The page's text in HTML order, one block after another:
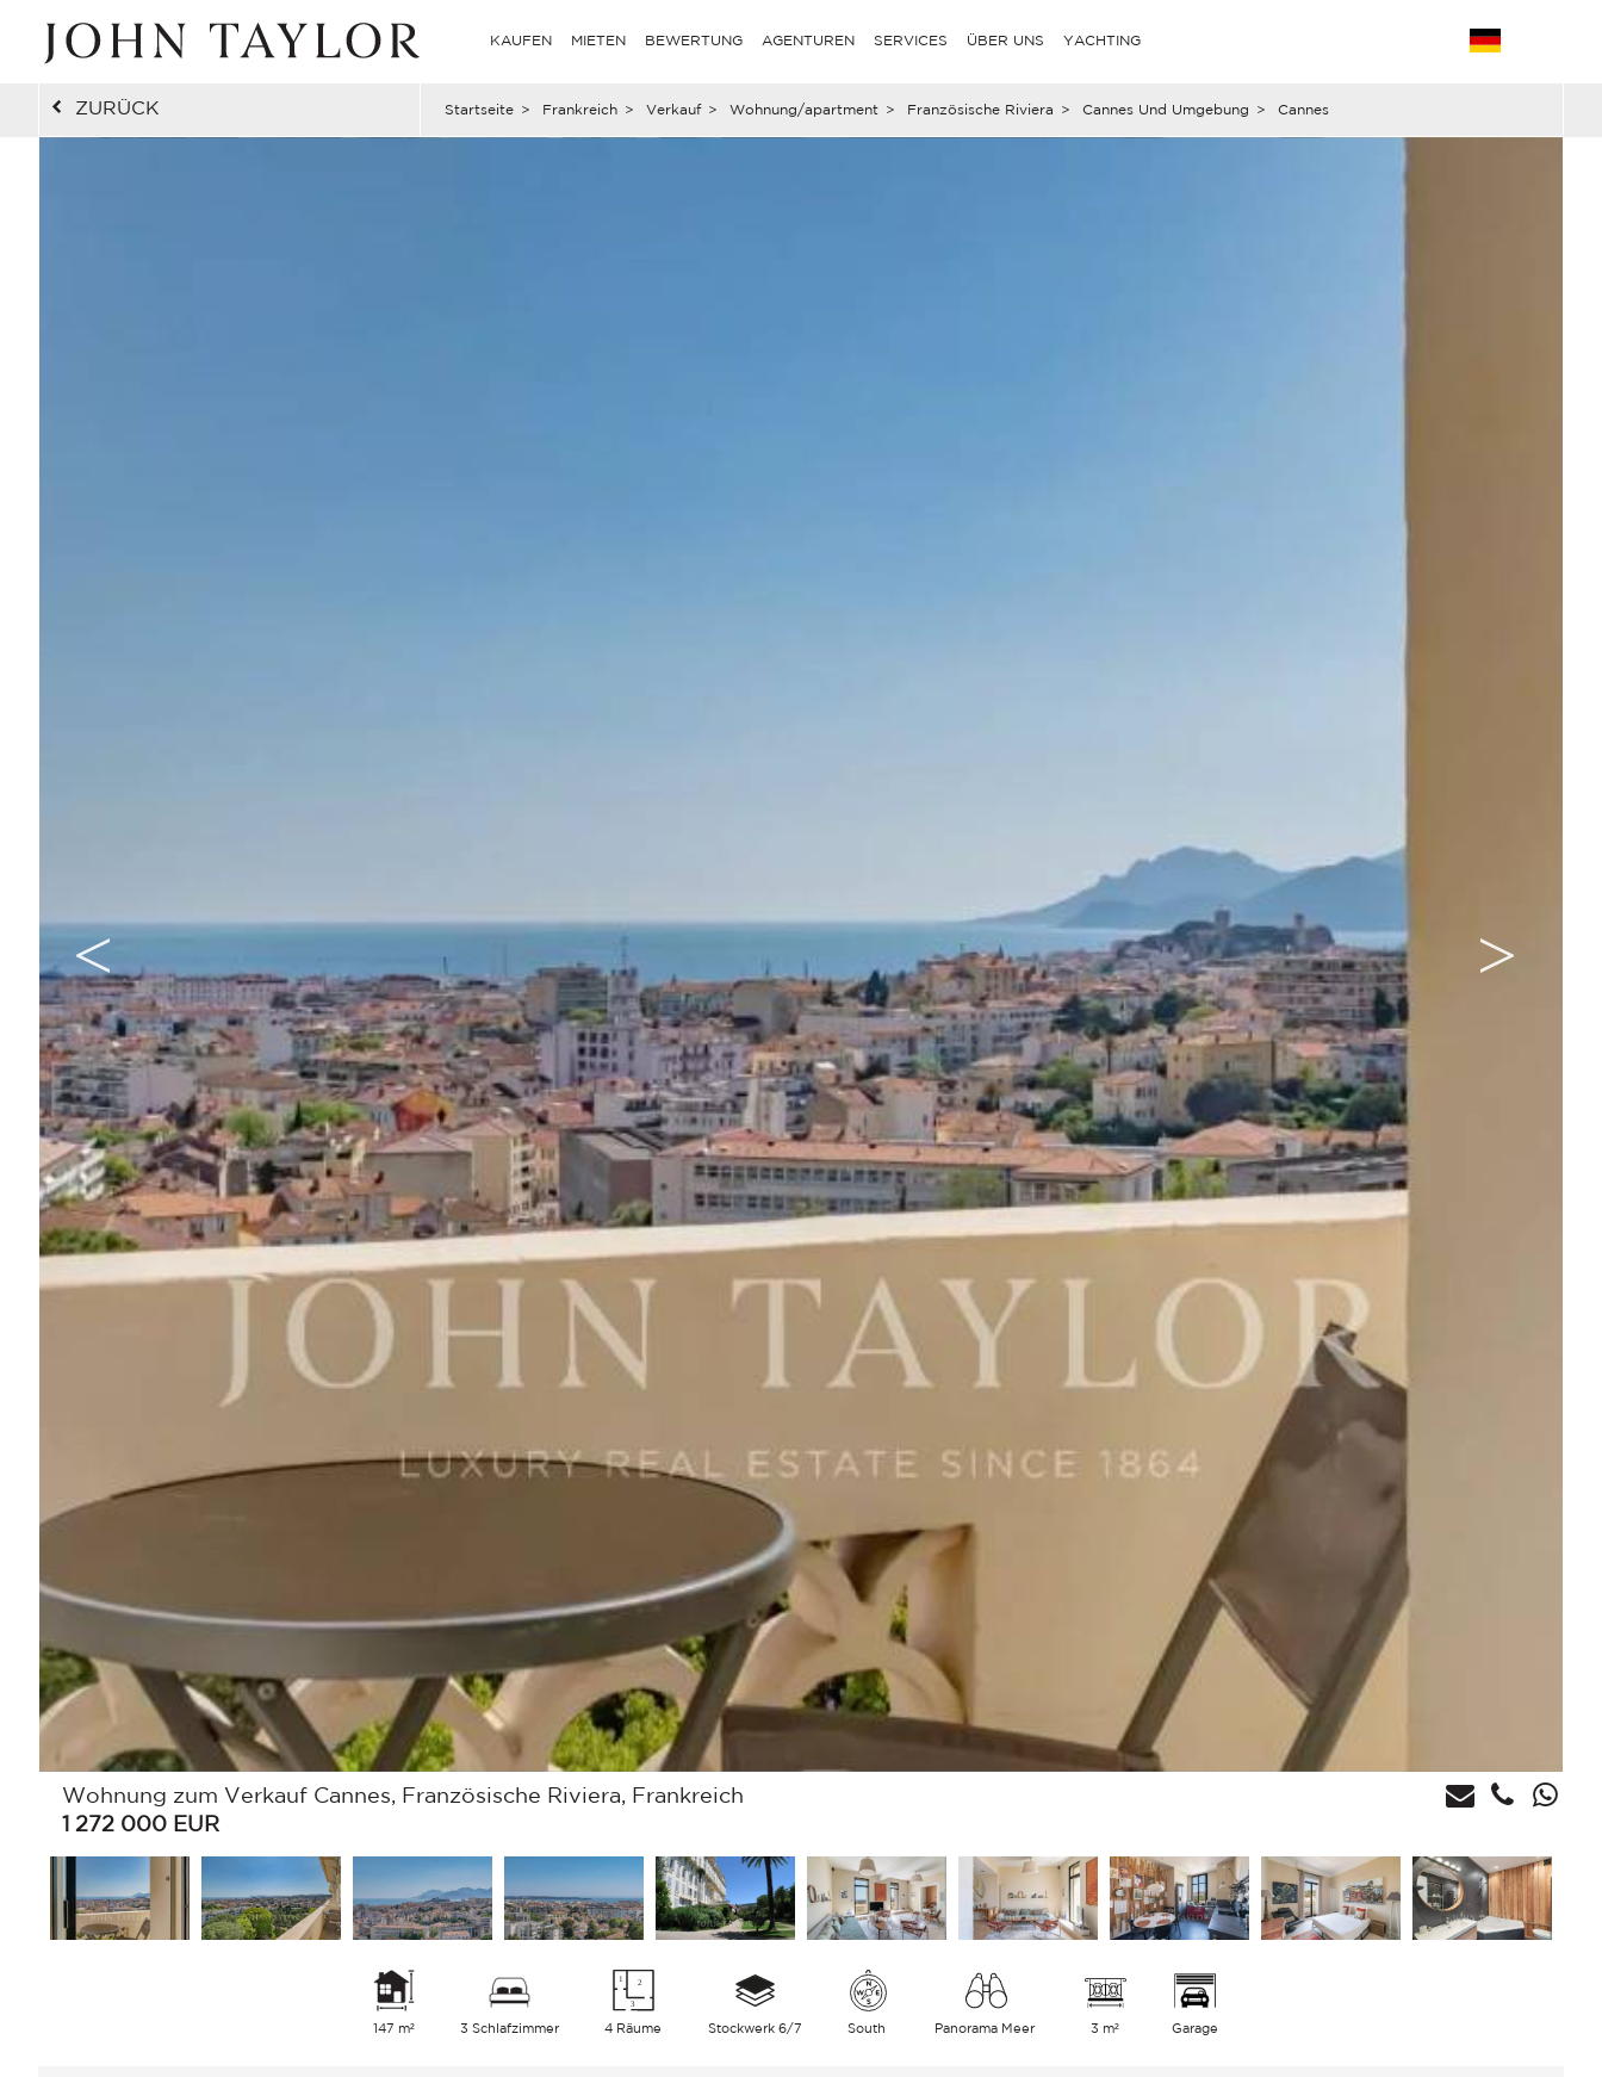
KAUFEN MIETEN BEWERTUNG AGENTUREN SERVICES ÜBER UNS YACHTING
ZURÜCK Startseite > Frankreich > Verkauf > Wohnung/apartment > Französische Riviera > Cannes Und Umgebung > Cannes
Wohnung zum Verkauf Cannes, Französische Riviera, Frankreich
1 272 000 EUR
147 m² 3 Schlafzimmer 4 Räume Stockwerk 6/7 South Panorama Meer 3 m² Garage